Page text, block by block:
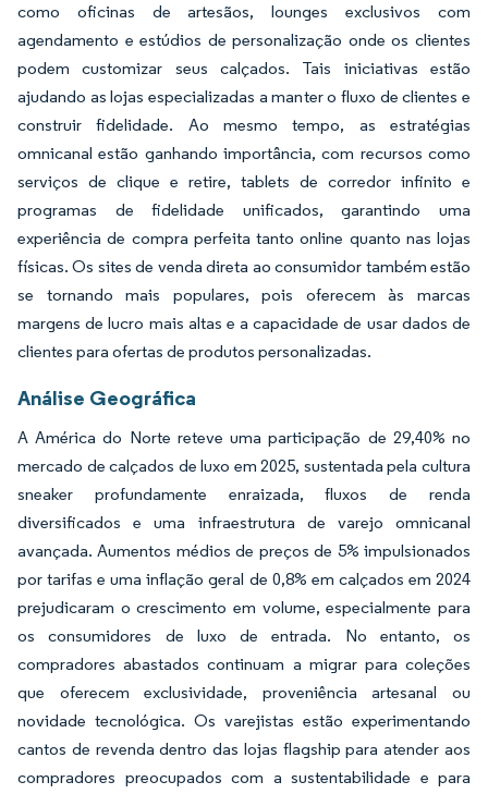
como oficinas de artesãos, lounges exclusivos com
agendamento e estúdios de personalização onde os clientes
podem customizar seus calçados. Tais iniciativas estão
ajudando as lojas especializadas a manter o fluxo de clientes e
construir fidelidade. Ao mesmo tempo, as estratégias
omnicanal estão ganhando importância, com recursos como
serviços de clique e retire, tablets de corredor infinito e
programas de fidelidade unificados, garantindo uma
experiência de compra perfeita tanto online quanto nas lojas
físicas. Os sites de venda direta ao consumidor também estão
se tornando mais populares, pois oferecem às marcas
margens de lucro mais altas e a capacidade de usar dados de
clientes para ofertas de produtos personalizadas.
Análise Geográfica
A América do Norte reteve uma participação de 29,40% no
mercado de calçados de luxo em 2025, sustentada pela cultura
sneaker profundamente enraizada, fluxos de renda
diversificados e uma infraestrutura de varejo omnicanal
avançada. Aumentos médios de preços de 5% impulsionados
por tarifas e uma inflação geral de 0,8% em calçados em 2024
prejudicaram o crescimento em volume, especialmente para
os consumidores de luxo de entrada. No entanto, os
compradores abastados continuam a migrar para coleções
que oferecem exclusividade, proveniência artesanal ou
novidade tecnológica. Os varejistas estão experimentando
cantos de revenda dentro das lojas flagship para atender aos
compradores preocupados com a sustentabilidade e para